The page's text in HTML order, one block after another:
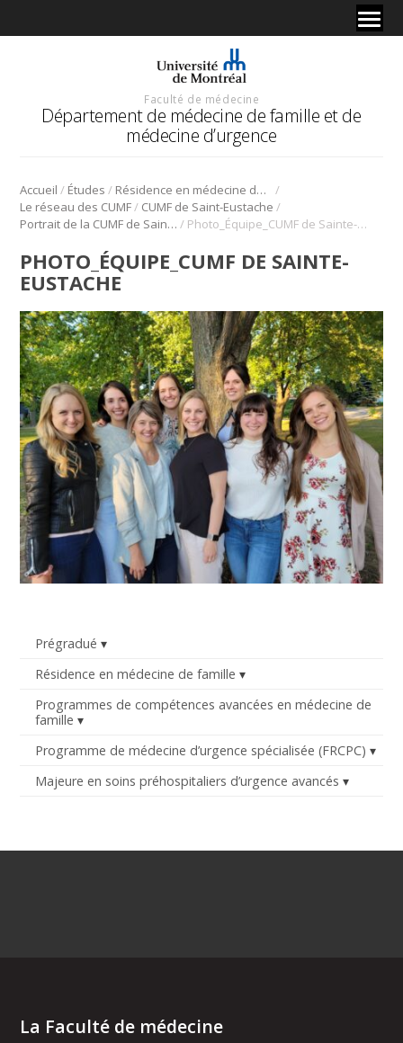
Faculté de médecine
Département de médecine de famille et de
médecine d’urgence
Accueil / Études / Résidence en médecine de famille
/
Le réseau des CUMF/ CUMF de Saint-Eustache /
Portrait de la CUMF de Saint-Eustache | Pour et par les résidents! / Photo_Équipe_CUMF de Sainte-Eustache
Prégradué
Résidence en médecine de famille
Programmes de compétences avancées en médecine de
famille
Programme de médecine d’urgence spécialisée (FRCPC)
Majeure en soins préhospitaliers d’urgence avancés
PHOTO_ÉQUIPE_CUMF DE SAINTE-
EUSTACHE
La Faculté de médecine